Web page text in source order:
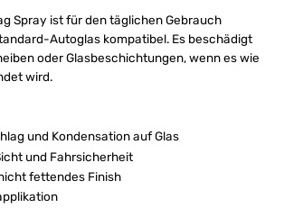
Spray ist für den täglichen Gebrauch
Autoglas kompatibel. Es beschädigt
oder Glasbeschichtungen, wenn es wie
wird.
und Kondensation auf Glas
und Fahrsicherheit
fettendes Finish